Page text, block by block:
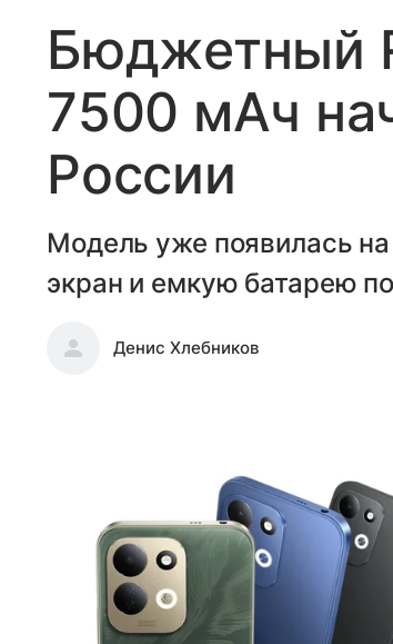
Бюджетный
7500 мАч
России
Модель уже появилась
экран и емкую батарею
Денис Хлебников